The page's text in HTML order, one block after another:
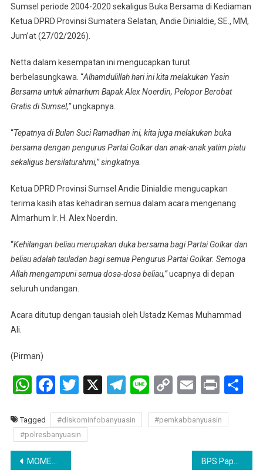
SP
Hadiri
Almarhum
Ir.
Sumsel periode 2004-2020 sekaligus Buka Bersama di Kediaman
Ketua DPRD Provinsi Sumatera Selatan, Andie Dinialdie, SE., MM,
Jum’at (27/02/2026).
Netta dalam kesempatan ini mengucapkan turut
berbelasungkawa. “Alhamdulillah hari ini kita melakukan Yasin
Bersama untuk almarhum Bapak Alex Noerdin, Pelopor Berobat
Gratis di Sumsel,”ungkapnya.
“Tepatnya di Bulan Suci Ramadhan ini, kita juga melakukan buka
bersama dengan pengurus Partai Golkar dan anak-anak yatim piatu
sekaligus bersilaturahmi,” singkatnya.
Ketua DPRD Provinsi Sumsel Andie Dinialdie mengucapkan
terima kasih atas kehadiran semua dalam acara mengenang
Almarhum Ir. H. Alex Noerdin.
“Kehilangan beliau merupakan duka bersama bagi Partai Golkar dan
beliau adalah tauladan bagi semua Pengurus Partai Golkar. Semoga
Allah mengampuni semua dosa-dosa beliau,”ucapnya di depan
seluruh undangan.
Acara ditutup dengan tausiah oleh Ustadz Kemas Muhammad
Ali.
(Pirman)
WhatsApp
Facebook
Twitter
X Telegram
LineCopyEmail
Print
Tagged #diskominfobanyuasin
#pemkabbanyuasin
#polresbanyuasin
Navigasi
MOMEN PELANTIKAN PERANGKAT DESA DI TALANG UBI, POLRI TEGASKAN KOMITMEN JAGA STABILITAS DAN LEGALITAS PEMERINTAHAN DESA BPS Paparkan Indikator Makro, Pertumbuhan Ekonomi Banyuasin Meningkat 5.40Persen